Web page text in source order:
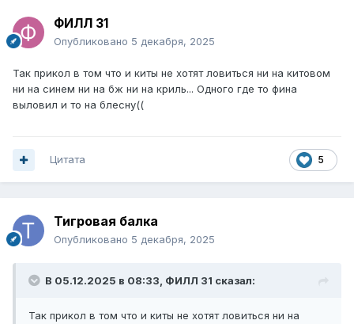
ФИЛЛ 31
Опубликовано 5 декабря, 2025
Так прикол в том что и киты не хотят ловиться ни на китовом
ни на синем ни на бж ни на криль... Одного где то фина
выловил и то на блесну((
5
Цитата
Тигровая балка
Опубликовано 5 декабря, 2025
В 05.12.2025 в 08:33, ФИЛЛ 31 сказал:
Так прикол в том что и киты не хотят ловиться ни на